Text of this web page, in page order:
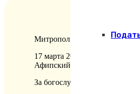
Митрополит Василий
17 марта 2025 года
Афипский Северского
За богослужением молились